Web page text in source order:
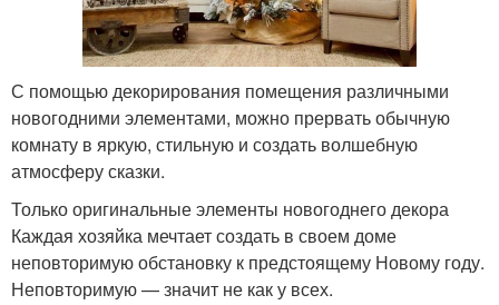
С помощью декорирования помещения различными
новогодними элементами, можно прервать обычную
комнату в яркую, стильную и создать волшебную
атмосферу сказки.
Только оригинальные элементы новогоднего декора
Каждая хозяйка мечтает создать в своем доме
неповторимую обстановку к предстоящему Новому году.
Неповторимую — значит не как у всех.